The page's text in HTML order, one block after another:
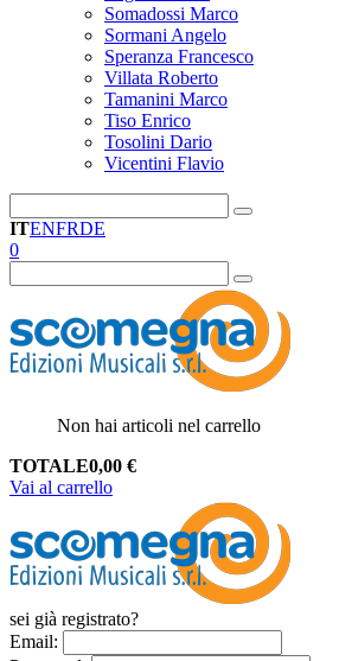
Somadossi Marco
Sormani Angelo
Speranza Francesco
Villata Roberto
Tamanini Marco
Tiso Enrico
Tosolini Dario
Vicentini Flavio
ITENFRDE
0
Non hai articoli nel carrello
TOTALE0,00 €
Vai al carrello
sei già registrato?
Email: